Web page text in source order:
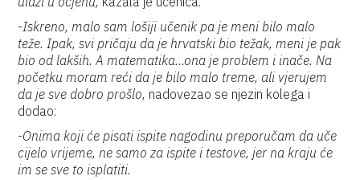
-Iskreno, malo sam lošiji učenik pa je meni bilo malo
teže. Ipak, svi pričaju da je hrvatski bio težak, meni je pak
bio od lakših. A matematika…ona je problem i inače. Na
početku moram reći da je bilo malo treme, ali vjerujem
da je sve dobro prošlo, nadovezao se njezin kolega i
dodao:
-Onima koji će pisati ispite nagodinu preporučam da uče
cijelo vrijeme, ne samo za ispite i testove, jer na kraju će
im se sve to isplatiti.